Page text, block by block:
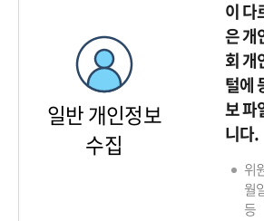
일반 개인정보
수집
이 다
은 개
회 개
털에
보 파
니다.
위
월
등